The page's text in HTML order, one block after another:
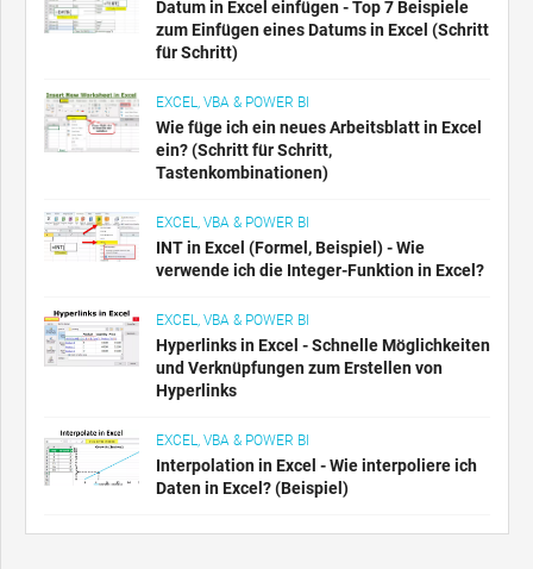
Datum in Excel einfügen - Top 7 Beispiele
zum Einfügen eines Datums in Excel (Schritt
für Schritt)
EXCEL, VBA & POWER BI
Wie füge ich ein neues Arbeitsblatt in Excel
ein? (Schritt für Schritt,
Tastenkombinationen)
EXCEL, VBA & POWER BI
INT in Excel (Formel, Beispiel) - Wie
verwende ich die Integer-Funktion in Excel?
EXCEL, VBA & POWER BI
Hyperlinks in Excel - Schnelle Möglichkeiten
und Verknüpfungen zum Erstellen von
Hyperlinks
EXCEL, VBA & POWER BI
Interpolation in Excel - Wie interpoliere ich
Daten in Excel? (Beispiel)